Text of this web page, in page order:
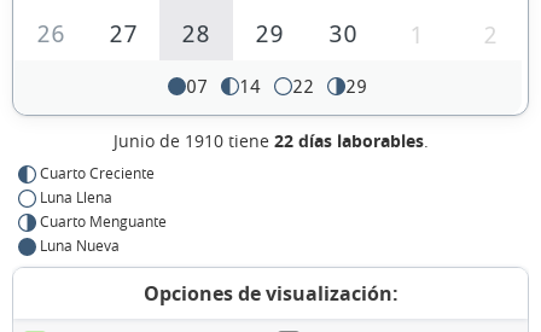
26
27 28 29 30 1 2
07 14 22 29
Junio de 1910 tiene 22 días laborables.
Cuarto Creciente
Luna Llena
Cuarto Menguante
Luna Nueva
Opciones de visualización: